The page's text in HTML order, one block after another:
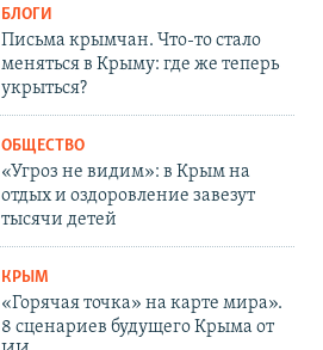
БЛОГИ
Письма крымчан. Что-то стало
меняться в Крыму: где же теперь
укрыться?
ОБЩЕСТВО
«Угроз не видим»: в Крым на
отдых и оздоровление завезут
тысячи детей
КРЫМ
«Горячая точка» на карте мира».
8 сценариев будущего Крыма от